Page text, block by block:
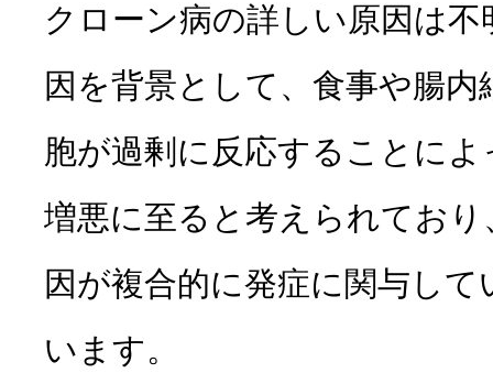
クローン病の詳しい原因は
因を背景として、食事や腸
胞が過剰に反応することに
増悪に至ると考えられてお
因が複合的に発症に関与し
います。